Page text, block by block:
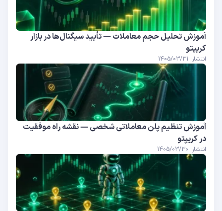
آموزش تحلیل حجم معاملات — تأیید سیگنال‌ها در بازار
کریپتو
انتشار: 1405/03/31
آموزش تنظیم پلن معاملاتی شخصی — نقشه راه موفقیت
در کریپتو
انتشار: 1405/03/30